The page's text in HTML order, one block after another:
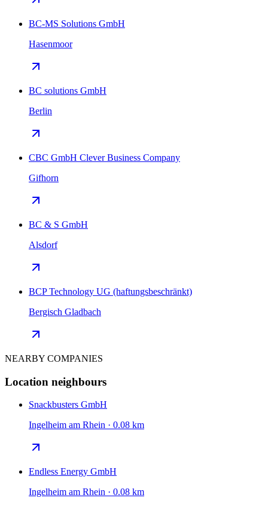
BC-MS Solutions GmbH
Hasenmoor
BC solutions GmbH
Berlin
CBC GmbH Clever Business Company
Gifhorn
BC & S GmbH
Alsdorf
BCP Technology UG (haftungsbeschränkt)
Bergisch Gladbach
NEARBY COMPANIES
Location neighbours
Snackbusters GmbH
Ingelheim am Rhein · 0.08 km
Endless Energy GmbH
Ingelheim am Rhein · 0.08 km